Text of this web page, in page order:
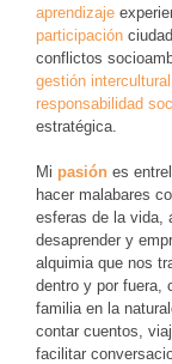
aprendizaje
participación
conflictos
gestión intercultural
responsabilidad
estratégica.
Mi pasión es
hacer malabares
esferas de la vida,
desaprender y
alquimia que nos
dentro y por fuera,
familia en la
contar cuentos,
facilitar